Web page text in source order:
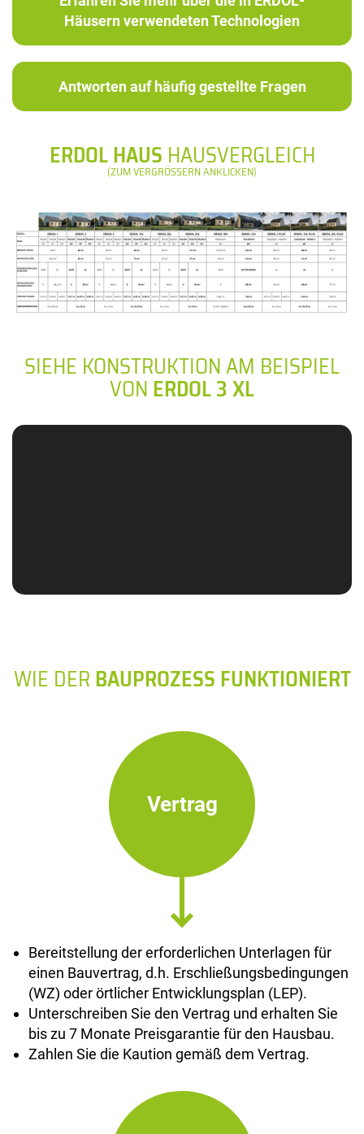
Häusern verwendeten Technologien
Antworten auf häufig gestellte Fragen
ERDOL HAUS HAUSVERGLEICH
(ZUM VERGRÖSSERN ANKLICKEN)
SIEHE KONSTRUKTION AM BEISPIEL
VONERDOL 3 XL
WIE DERBAUPROZESS FUNKTIONIERT
Vertrag
Bereitstellung der erforderlichen Unterlagen für
einen Bauvertrag, d.h. Erschließungsbedingungen
(WZ) oder örtlicher Entwicklungsplan (LEP).
Unterschreiben Sie den Vertrag und erhalten Sie
bis zu 7 Monate Preisgarantie für den Hausbau.
Zahlen Sie die Kaution gemäß dem Vertrag.